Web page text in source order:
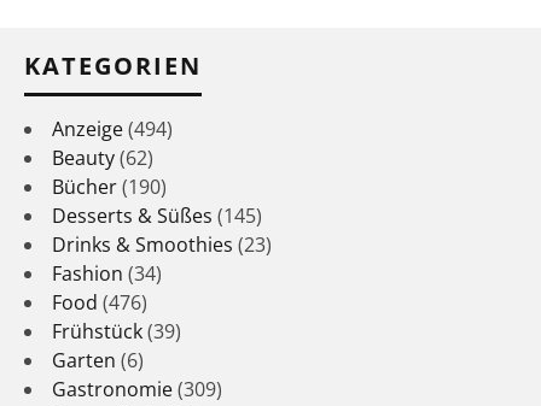
KATEGORIEN
Anzeige(494)
Beauty(62)
Bücher(190)
Desserts & Süßes (145)
Drinks & Smoothies (23)
Fashion (34)
Food (476)
Frühstück(39)
Garten (6)
Gastronomie(309)